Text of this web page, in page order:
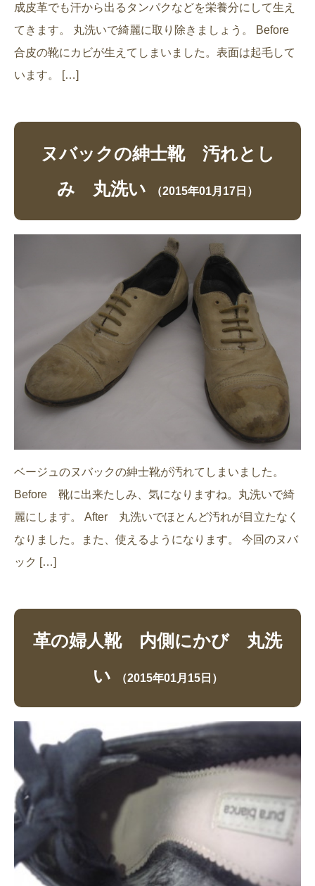
成皮革でも汗から出るタンパクなどを栄養分にして生え
てきます。 丸洗いで綺麗に取り除きましょう。 Before
合皮の靴にカビが生えてしまいました。表面は起毛して
います。 […]
ヌバックの紳士靴 汚れとし
み 丸洗い
（2015年01月17日）
ベージュのヌバックの紳士靴が汚れてしまいました。
Before 靴に出来たしみ、気になりますね。丸洗いで綺
麗にします。 After 丸洗いでほとんど汚れが目立たなく
なりました。また、使えるようになります。 今回のヌバ
ック […]
革の婦人靴 内側にかび 丸洗
い
（2015年01月15日）